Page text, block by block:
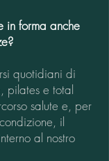
in forma anche
quotidiani di
pilates e total
salute e, per
il
al nostro